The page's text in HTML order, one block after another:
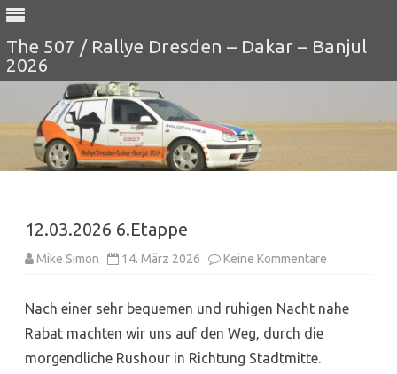
The 507 / Rallye Dresden – Dakar – Banjul
2026
12.03.2026 6.Etappe
Mike Simon 14. März 2026 Keine Kommentare
Nach einer sehr bequemen und ruhigen Nacht nahe
Rabat machten wir uns auf den Weg, durch die
morgendliche Rushour in Richtung Stadtmitte.